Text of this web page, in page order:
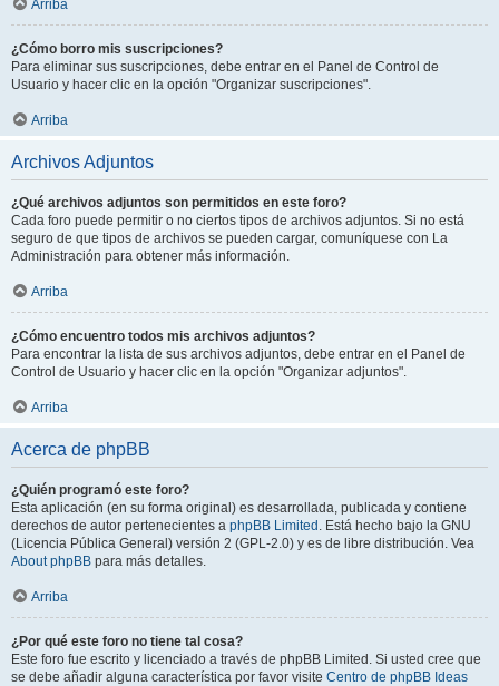
Arriba
¿Cómo borro mis suscripciones?
Para eliminar sus suscripciones, debe entrar en el Panel de Control de
Usuario y hacer clic en la opción "Organizar suscripciones".
Arriba
Archivos Adjuntos
¿Qué archivos adjuntos son permitidos en este foro?
Cada foro puede permitir o no ciertos tipos de archivos adjuntos. Si no está
seguro de que tipos de archivos se pueden cargar, comuníquese con La
Administración para obtener más información.
Arriba
¿Cómo encuentro todos mis archivos adjuntos?
Para encontrar la lista de sus archivos adjuntos, debe entrar en el Panel de
Control de Usuario y hacer clic en la opción "Organizar adjuntos".
Arriba
Acerca de phpBB
¿Quién programó este foro?
Esta aplicación (en su forma original) es desarrollada, publicada y contiene
derechos de autor pertenecientes a phpBB Limited . Está hecho bajo la GNU
(Licencia Pública General) versión 2 (GPL-2.0) y es de libre distribución. Vea
About phpBB para más detalles.
Arriba
¿Por qué este foro no tiene tal cosa?
Este foro fue escrito y licenciado a través de phpBB Limited. Si usted cree que
se debe añadir alguna característica por favor visite Centro de phpBB Ideas